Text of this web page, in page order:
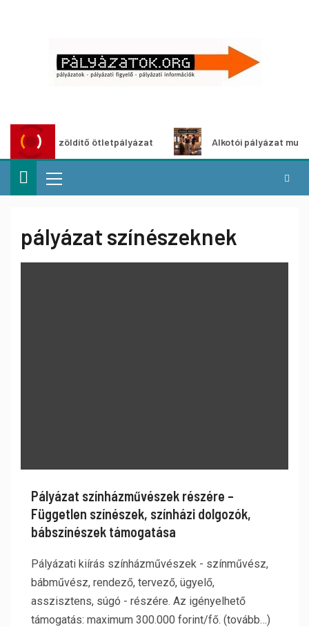
Városzöldítő ötletpályázat Alkotói pályázat
pályázat színészeknek
Pályázat színházművészek részére –
Független színészek, színházi dolgozók,
bábszínészek támogatása
Pályázati kiírás színházművészek - színművész,
bábművész, rendező, tervező, ügyelő,
asszisztens, súgó - részére. Az igényelhető
támogatás: maximum 300.000 forint/fő. (tovább…)